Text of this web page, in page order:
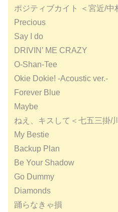
ポジティブカイト ＜宮近/中
Precious
Say I do
DRIVIN’ ME CRAZY
O-Shan-Tee
Okie Dokie! -Acoustic ver.-
Forever Blue
Maybe
ねえ、キスして＜七五三掛/
My Bestie
Backup Plan
Be Your Shadow
Go Dummy
Diamonds
踊らなきゃ損